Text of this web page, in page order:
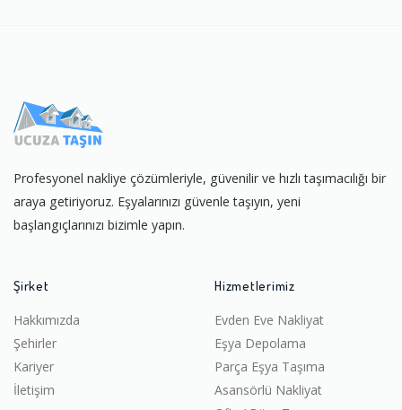
Profesyonel nakliye çözümleriyle, güvenilir ve hızlı taşımacılığı bir
araya getiriyoruz. Eşyalarınızı güvenle taşıyın, yeni
başlangıçlarınızı bizimle yapın.
Şirket
Hakkımızda
Şehirler
Kariyer
İletişim
Hizmetlerimiz
Evden Eve Nakliyat
Eşya Depolama
Parça Eşya Taşıma
Asansörlü Nakliyat